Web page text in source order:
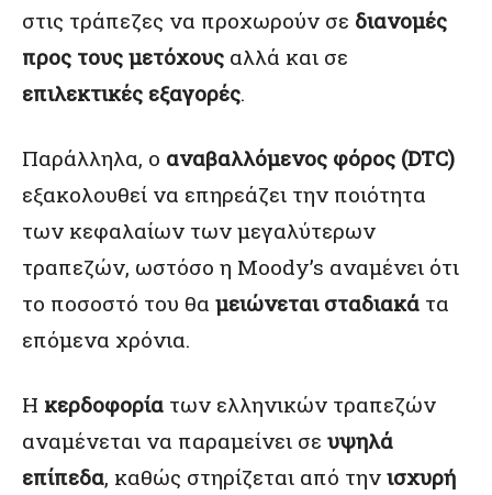
στις τράπεζες να προχωρούν σε διανομές
προς τους μετόχους αλλά και σε
επιλεκτικές εξαγορές.
Παράλληλα, ο αναβαλλόμενος φόρος (DTC)
εξακολουθεί να επηρεάζει την ποιότητα
των κεφαλαίων των μεγαλύτερων
τραπεζών, ωστόσο η Moody’s αναμένει ότι
το ποσοστό του θα μειώνεται σταδιακά τα
επόμενα χρόνια.
Η κερδοφορία των ελληνικών τραπεζών
αναμένεται να παραμείνει σε υψηλά
επίπεδα, καθώς στηρίζεται από την ισχυρή